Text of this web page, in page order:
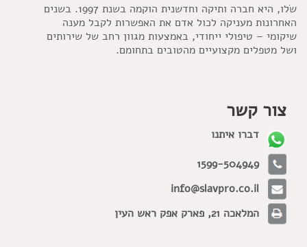
שׂלו, היא חברה ותיקה וחדשנית הוקמה בשנת 1997. בשנים
האחרונות מעניקה לכול אדם את האפשרות לקבל מענה
שיקומי – טיפולי ייחודי, באמצעות מגוון רחב של שירותים
ושל מטפלים מקצועיים מהטובים בתחומם.
צור קשר
דברו איתנו
1599-504949
info@slavpro.co.il
המלאכה 21, פארק אפק ראש העין